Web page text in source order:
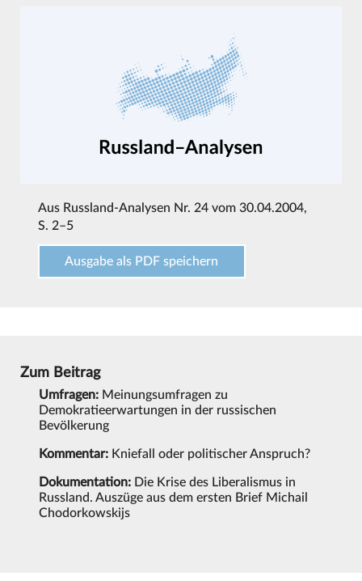
Aus Russland-Analysen Nr. 24 vom 30.04.2004,
S. 2–5
Ausgabe als PDF speichern
Zum Beitrag
Umfragen: Meinungsumfragen zu
Demokratieerwartungen in der russischen
Bevölkerung
Kommentar: Kniefall oder politischer Anspruch?
Dokumentation: Die Krise des Liberalismus in
Russland. Auszüge aus dem ersten Brief Michail
Chodorkowskijs